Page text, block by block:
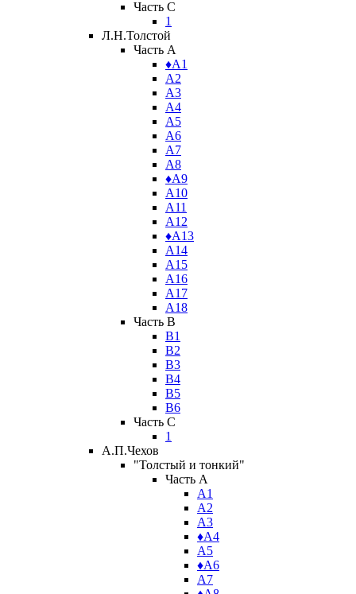
Часть C
1
Л.Н.Толстой
Часть A
♦А1
А2
А3
А4
А5
А6
А7
А8
♦А9
А10
А11
А12
♦А13
А14
А15
А16
А17
А18
Часть B
В1
В2
В3
В4
В5
В6
Часть C
1
А.П.Чехов
"Толстый и тонкий"
Часть A
А1
А2
А3
♦А4
А5
♦А6
А7